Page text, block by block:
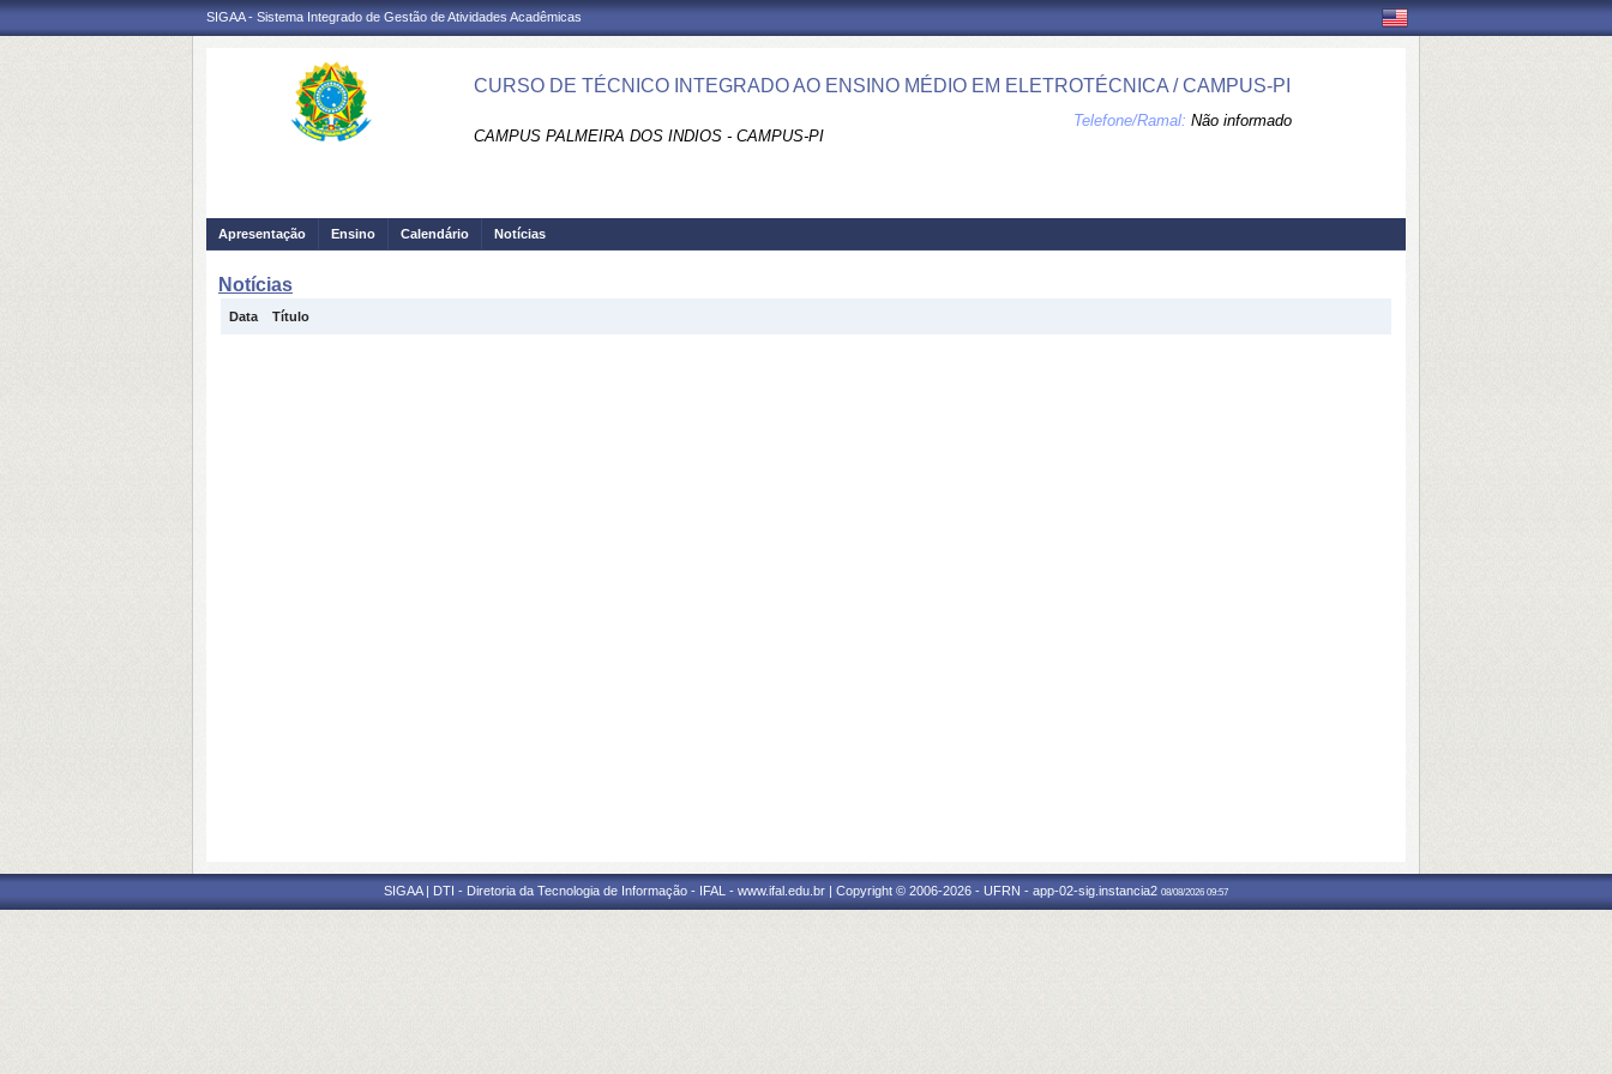
SIGAA - Sistema Integrado de Gestão de Atividades Acadêmicas
CURSO DE TÉCNICO INTEGRADO AO ENSINO MÉDIO EM ELETROTÉCNICA / CAMPUS-PI
CAMPUS PALMEIRA DOS INDIOS - CAMPUS-PI
Telefone/Ramal: Não informado
Apresentação Ensino Calendário Notícias
Notícias
Data Título
SIGAA | DTI - Diretoria da Tecnologia de Informação - IFAL - www.ifal.edu.br | Copyright © 2006-2026 - UFRN - app-02-sig.instancia2 08/08/2026 09:57